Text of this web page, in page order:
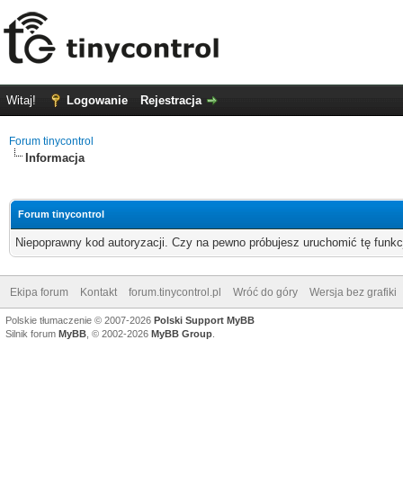
Witaj! Logowanie Rejestracja
Forum tinycontrol
Informacja
Forum tinycontrol
Niepoprawny kod autoryzacji. Czy na pewno próbujesz uruchomić tę
Ekipa forum Kontakt forum.tinycontrol.pl Wróć do góry Wersja bez grafiki
Polskie tłumaczenie © 2007-2026 Polski Support MyBB
Silnik forum MyBB , © 2002-2026 MyBB Group